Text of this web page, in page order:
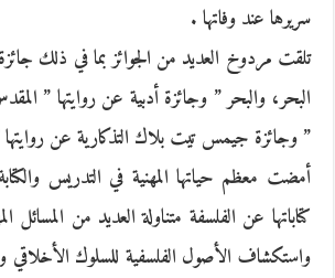
سريرها عند وفاتها .
تلقت مردوخ العديد من الجوائز بما في ذلك
البحر، والبحر ” وجائزة أدبية عن روايتها ”
” وجائزة جيمس تيت بلاك التذكارية عن روايتها
أمضت معظم حياتها المهنية في التدريس
كتاباتها عن الفلسفة متناولة العديد من المسائل
واستكشاف الأصول الفلسفية للسلوك الأخلاقي